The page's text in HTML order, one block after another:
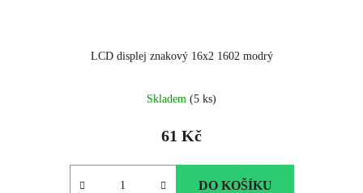
LCD displej znakový 16x2 1602 modrý
Skladem (5 ks)
61 Kč
DO KOŠÍKU